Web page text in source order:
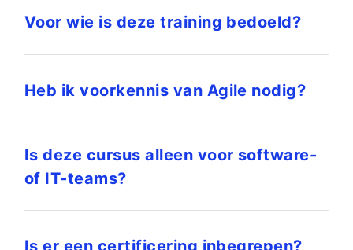
Voor wie is deze training bedoeld?
Heb ik voorkennis van Agile nodig?
Is deze cursus alleen voor software-
of IT-teams?
Is er een certificering inbegrepen?